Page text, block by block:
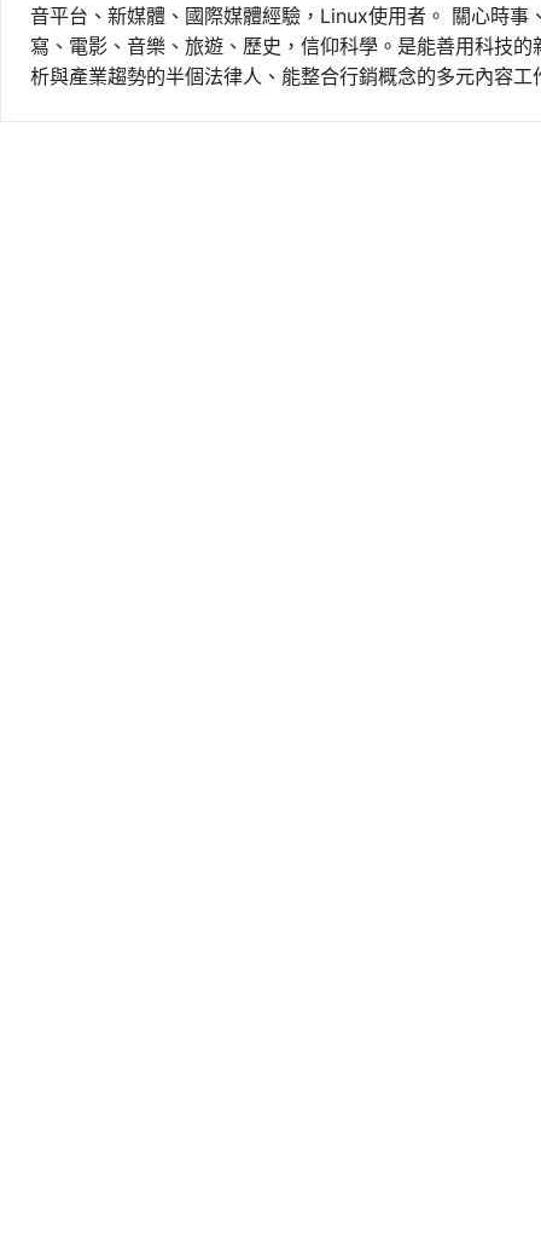
音平台、新媒體、國際媒體經驗，Linux使用者。 關心時事
寫、電影、音樂、旅遊、歷史，信仰科學。是能善用科技
析與產業趨勢的半個法律人、能整合行銷概念的多元內容工